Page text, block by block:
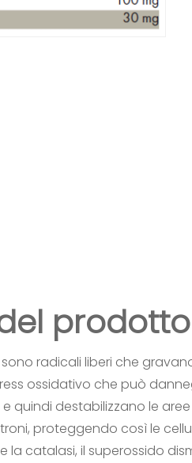
radicali liberi che
ossidativo che può
quindi destabilizzano le
proteggendo così le
la catalasi, il superossido